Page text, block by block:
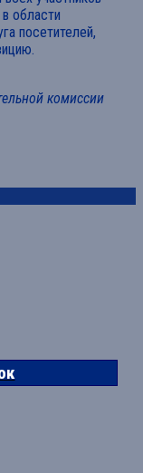
области
посетителей,
комиссии